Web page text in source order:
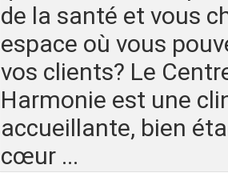
de la santé et vous
espace où vous
vos clients? Le
Harmonie est une
accueillante, bien
cœur ...